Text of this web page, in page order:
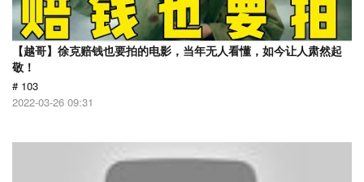
【越哥】徐克赔钱也要拍的电影，当年无人看懂，如今让人肃然起
敬！
# 103
2022-03-26 09:31